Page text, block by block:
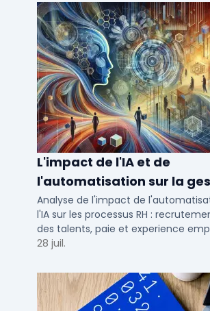
L'impact de l'IA et de
l'automatisation sur la
talents RH
Analyse de l'impact de
l'IA sur les processus RH :
des talents, paie et experience
concrets pour TPE, PME et ETI en
28 juil.